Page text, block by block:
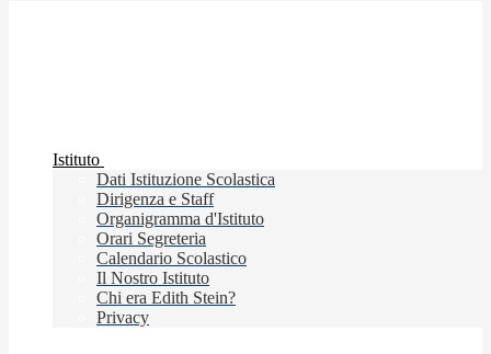
Istituto
Dati Istituzione Scolastica
Dirigenza e Staff
Organigramma d'Istituto
Orari Segreteria
Calendario Scolastico
Il Nostro Istituto
Chi era Edith Stein?
Privacy